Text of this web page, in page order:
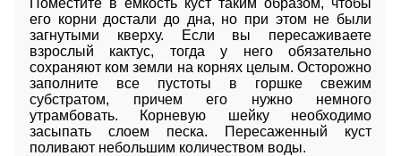
его корни достали до дна, но при этом не были
загнутыми кверху. Если вы пересаживаете
взрослый кактус, тогда у него обязательно
сохраняют ком земли на корнях целым. Осторожно
заполните все пустоты в горшке свежим
субстратом, причем его нужно немного
утрамбовать. Корневую шейку необходимо
засыпать слоем песка. Пересаженный куст
поливают небольшим количеством воды.